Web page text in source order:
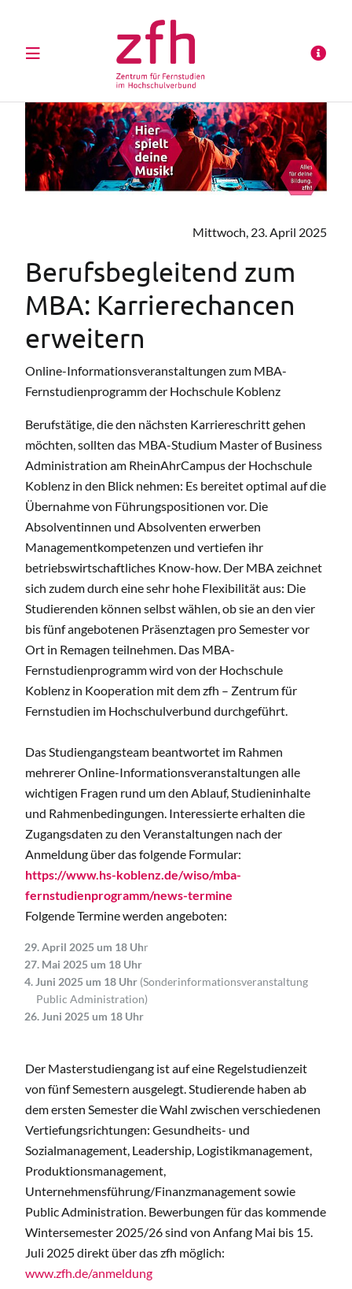
Mittwoch, 23. April 2025
Berufsbegleitend zum
MBA: Karrierechancen
erweitern
Online-Informationsveranstaltungen zum MBA-
Fernstudienprogramm der Hochschule Koblenz
Berufstätige, die den nächsten Karriereschritt gehen
möchten, sollten das MBA-Studium Master of Business
Administration am RheinAhrCampus der Hochschule
Koblenz in den Blick nehmen: Es bereitet optimal auf die
Übernahme von Führungspositionen vor. Die
Absolventinnen und Absolventen erwerben
Managementkompetenzen und vertiefen ihr
betriebswirtschaftliches Know-how. Der MBA zeichnet
sich zudem durch eine sehr hohe Flexibilität aus: Die
Studierenden können selbst wählen, ob sie an den vier
bis fünf angebotenen Präsenztagen pro Semester vor
Ort in Remagen teilnehmen. Das MBA-
Fernstudienprogramm wird von der Hochschule
Koblenz in Kooperation mit dem zfh – Zentrum für
Fernstudien im Hochschulverbund durchgeführt.
Das Studiengangsteam beantwortet im Rahmen
mehrerer Online-Informationsveranstaltungen alle
wichtigen Fragen rund um den Ablauf, Studieninhalte
und Rahmenbedingungen. Interessierte erhalten die
Zugangsdaten zu den Veranstaltungen nach der
Anmeldung über das folgende Formular:
https://www.hs-koblenz.de/wiso/mba-
fernstudienprogramm/news-termine
Folgende Termine werden angeboten:
29. April 2025 um 18 Uhr
27. Mai 2025 um 18 Uhr
4. Juni 2025 um 18 Uhr (Sonderinformationsveranstaltung
Public Administration)
26. Juni 2025 um 18 Uhr
Der Masterstudiengang ist auf eine Regelstudienzeit
von fünf Semestern ausgelegt. Studierende haben ab
dem ersten Semester die Wahl zwischen verschiedenen
Vertiefungsrichtungen: Gesundheits- und
Sozialmanagement, Leadership, Logistikmanagement,
Produktionsmanagement,
Unternehmensführung/Finanzmanagement sowie
Public Administration. Bewerbungen für das kommende
Wintersemester 2025/26 sind von Anfang Mai bis 15.
Juli 2025 direkt über das zfh möglich:
www.zfh.de/anmeldung